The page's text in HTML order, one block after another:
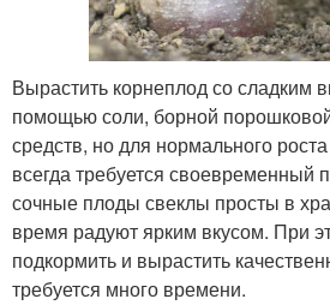
Вырастить корнеплод со сладким
помощью соли, борной
средств, но для нормального
всегда требуется своевременный
сочные плоды свеклы просты в
время радуют ярким вкусом. При
подкормить и вырастить
требуется много времени.